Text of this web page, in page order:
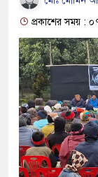
প্রকাশের সময় :